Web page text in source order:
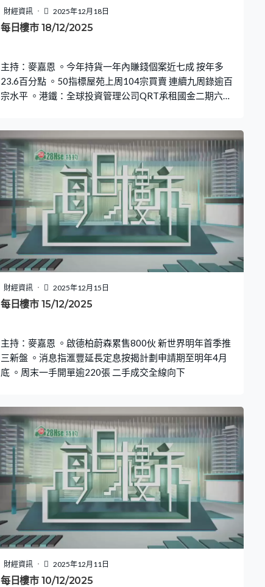
財經資訊 2025年12月18日
每日樓市 18/12/2025
主持：麥嘉恩 。今年持貨一年內賺錢個案近七成 按年多
23.6百分點 。50指標屋苑上周104宗買賣 連續九周錄逾百
宗水平 。港鐵：全球投資管理公司QRT承租國金二期六層
財經資訊 2025年12月15日
每日樓市 15/12/2025
主持：麥嘉恩 。啟德柏蔚森累售800伙 新世界明年首季推
三新盤 。消息指滙豐延長定息按揭計劃申請期至明年4月
底 。周末一手開單逾220張 二手成交全線向下
財經資訊 2025年12月11日
每日樓市 10/12/2025